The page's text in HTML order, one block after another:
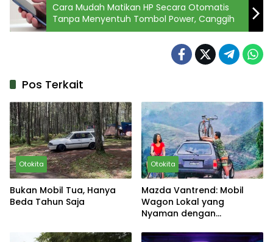
Cara Mudah Matikan HP Secara Otomatis
Tanpa Menyentuh Tombol Power, Canggih
Pos Terkait
Otokita
Bukan Mobil Tua, Hanya
Beda Tahun Saja
Otokita
Mazda Vantrend: Mobil
Wagon Lokal yang
Nyaman dengan